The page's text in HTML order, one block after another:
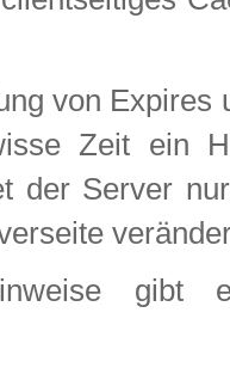
von
Zeit ein
der Server
Hinweise